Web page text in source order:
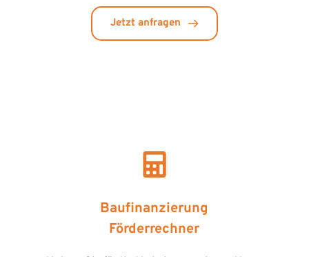
Jetzt anfragen
Baufinanzierung
Förderrechner